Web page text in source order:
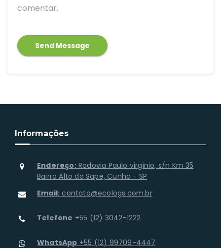
comentar.
Informações
Endereço:Rodovia Paulo virginio, s/n Km 35
Bairro Alto do Sape, Cunha - SP
Email: contato@ecologs.com.br
Telefone +55 (12) 3042-1222
WhatsApp +55 (12) 99709-4447